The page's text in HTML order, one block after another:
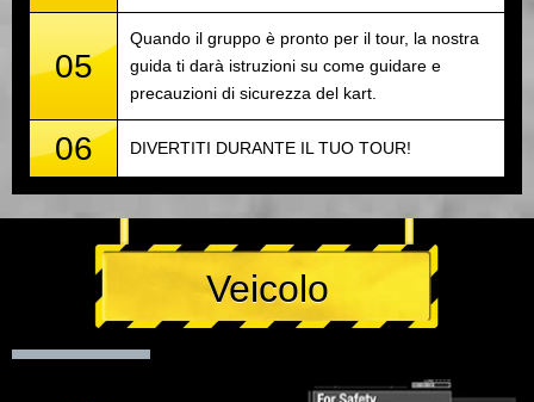
05
Quando il gruppo è pronto per il tour, la nostra
guida ti darà istruzioni su come guidare e
precauzioni di sicurezza del kart.
06 DIVERTITI DURANTE IL TUO TOUR!
Veicolo